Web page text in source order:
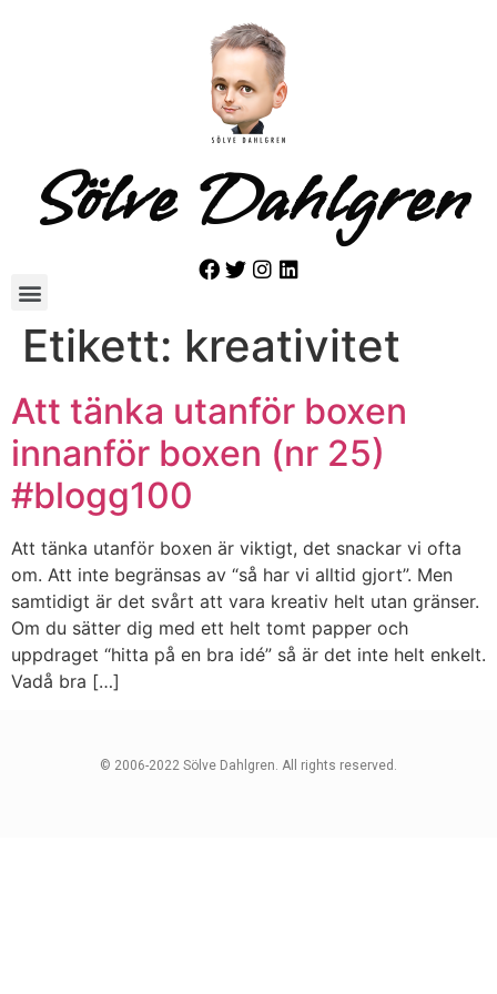
Sölve Dahlgren
Etikett: kreativitet
Att tänka utanför boxen
innanför boxen (nr 25)
#blogg100
Att tänka utanför boxen är viktigt, det snackar vi ofta
om. Att inte begränsas av “så har vi alltid gjort”. Men
samtidigt är det svårt att vara kreativ helt utan gränser.
Om du sätter dig med ett helt tomt papper och
uppdraget “hitta på en bra idé” så är det inte helt enkelt.
Vadå bra […]
© 2006-2022 Sölve Dahlgren. All rights reserved.